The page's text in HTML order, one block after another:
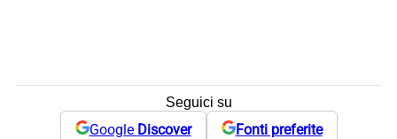
Seguici su
Google Discover Fonti preferite